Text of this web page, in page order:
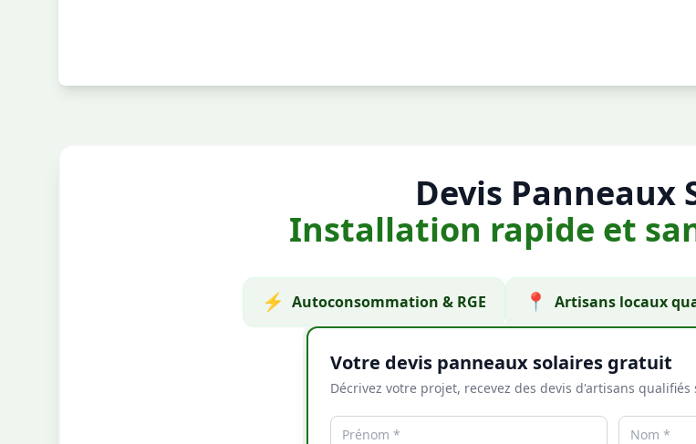
Devis Panneaux
Installation rapide et
⚡ Autoconsommation & RGE 📍 Artisans locaux
Votre devis panneaux solaires gratuit
Décrivez votre projet, recevez des devis d'artisans qualifiés